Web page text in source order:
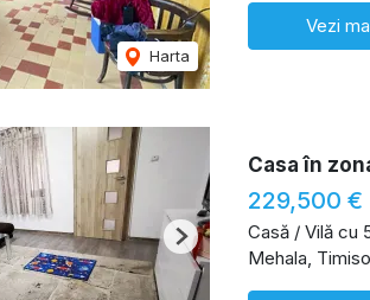
Harta
Vezi
Next
Casa în
229,500 €
Casă / Vilă cu
Mehala,